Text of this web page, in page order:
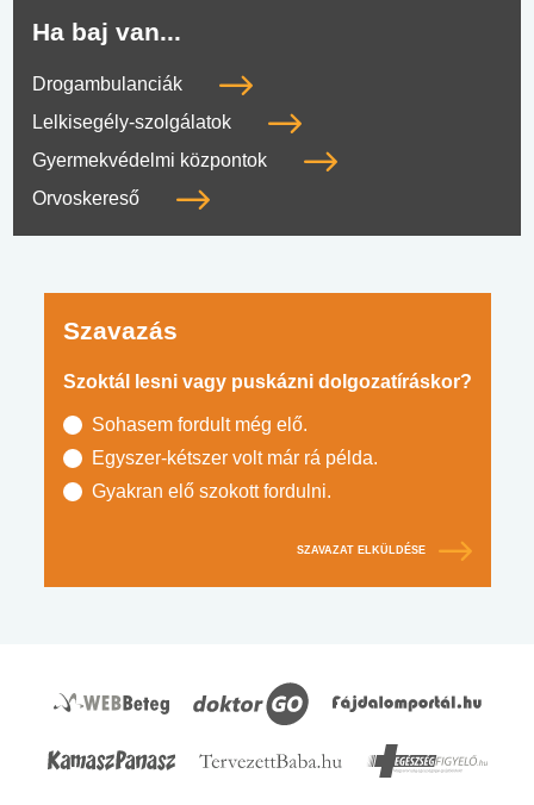
Ha baj van...
Drogambulanciák
Lelkisegély-szolgálatok
Gyermekvédelmi központok
Orvoskereső
Szavazás
Szoktál lesni vagy puskázni dolgozatíráskor?
Sohasem fordult még elő.
Egyszer-kétszer volt már rá példa.
Gyakran elő szokott fordulni.
SZAVAZAT ELKÜLDÉSE